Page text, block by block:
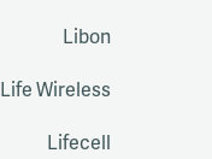
Libon
Life Wireless
Lifecell